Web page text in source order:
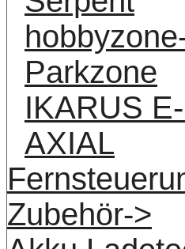
Parkzone
IKARUS
AXIAL
Zubehör->